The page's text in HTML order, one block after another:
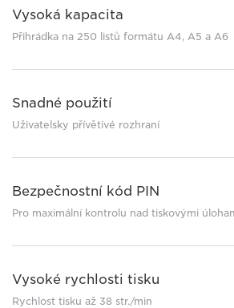
Vysoká kapacita
Přihrádka na 250 listů formátu A4, A5 a A6
Snadné použití
Uživatelsky přívětivé rozhraní
Bezpečnostní kód PIN
Pro maximální kontrolu nad tiskovými
Vysoké rychlosti tisku
Rychlost tisku až 38 str./min